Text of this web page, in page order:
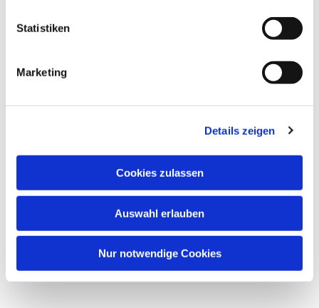
Statistiken
Marketing
Details zeigen
Cookies zulassen
Auswahl erlauben
Nur notwendige Cookies